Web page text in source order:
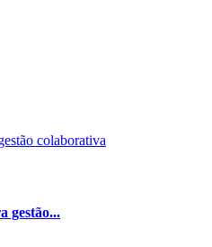
gestão...